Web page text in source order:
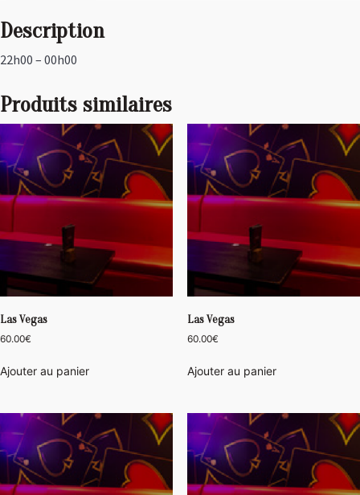
Description
22h00 – 00h00
Produits similaires
Las Vegas
60.00€
Ajouter au panier
Las Vegas
60.00€
Ajouter au panier